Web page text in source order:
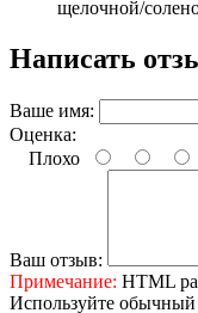
щелочной/
Написать
Ваше имя:
Оценка:
Плохо
Ваш отзыв:
Примечание: HTML
Используйте обычный